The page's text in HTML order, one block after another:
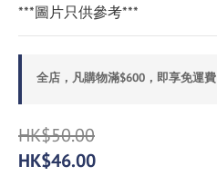
***圖片只供參考***
全店，凡購物滿$600，即享免運費
HK$50.00
HK$46.00